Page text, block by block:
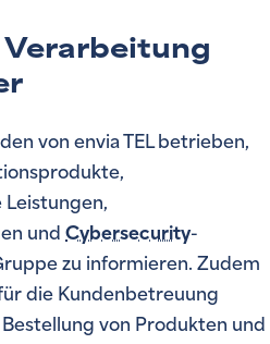
Verarbeitung
von envia TEL betrieben,
und Cybersecurity-
zu informieren. Zudem
die Kundenbetreuung
von Produkten und